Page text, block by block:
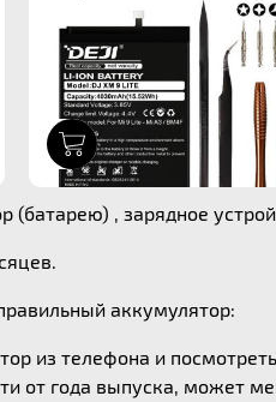
, зарядное
аккумулятор:
из телефона и
от года выпуска, может